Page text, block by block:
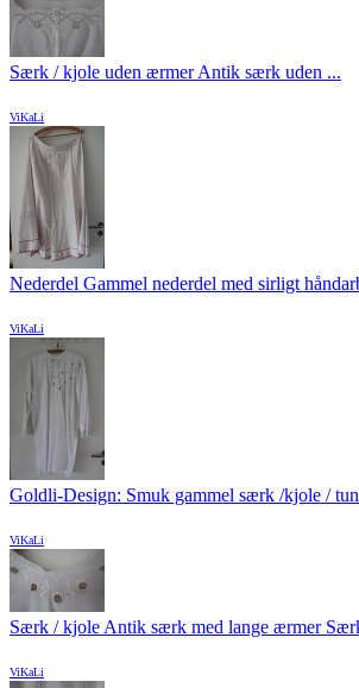
Særk / kjole uden ærmer Antik særk uden ...
ViKaLi
Nederdel Gammel nederdel med sirligt
ViKaLi
Goldli-Design: Smuk gammel særk /kjole /
ViKaLi
Særk / kjole Antik særk med lange ærmer
ViKaLi